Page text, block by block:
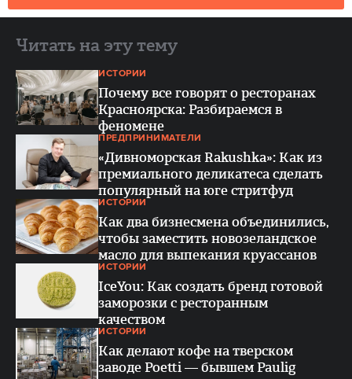
Читать на эту тему
ИСТОРИИ
Почему все говорят о ресторанах
Красноярска: Разбираемся в
феномене
ПРЕДПРИНИМАТЕЛИ
«Дивноморская Rakushka»: Как из
премиального деликатеса сделать
популярный на юге стритфуд
ИСТОРИИ
Как два бизнесмена объединились,
чтобы заместить новозеландское
масло для выпекания круассанов
ИСТОРИИ
IceYou: Как создать бренд готовой
заморозки с ресторанным
качеством
ИСТОРИИ
Как делают кофе на тверском
заводе Poetti — бывшем Paulig